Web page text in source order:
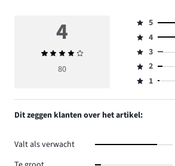
4
Gemiddelde
beoordeling
80
Beoordeling
5,
aantal
reviews
37.
5
Beoordeling
4,
aantal
reviews
4
Beoordeling
3,
aantal
3
Beoordeling
2,
7.
2
Beoordeling
1,
aantal
reviews
1
Dit zeggen klanten over het artikel:
Valt als verwacht